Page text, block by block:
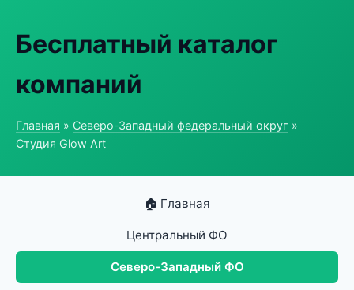
Бесплатный каталог
компаний
Главная » Северо-Западный федеральный округ »
Студия Glow Art
🏠 Главная
Центральный ФО
Северо-Западный ФО